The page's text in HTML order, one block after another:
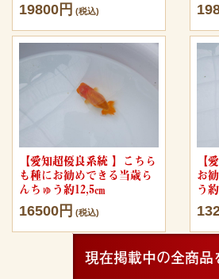
19800円 (税込)
【愛知超優良系統 】こちら
も種にお勧めできる当歳ら
んちゅう約12,5㎝
16500円 (税込)
【
お
う
現在掲載中の全商品